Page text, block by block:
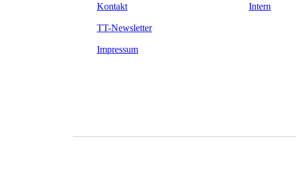
Kontakt
TT-Newsletter
Impressum
Intern